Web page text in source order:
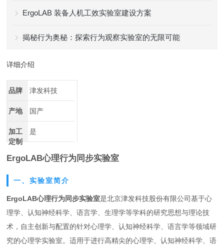
ErgoLAB 装备人机工效实验室建设方案
揭秘行为奥秘：探索行为观察实验室的无限可能
详细介绍
品牌 津发科技
产地 国产
加工
定制
是
ErgoLAB心理行为同步实验室
一、实验室简介
ErgoLAB心理行为同步实验室是北京津发科技股份有限公司基于心
理学、认知神经科学、语言学、生理学等学科的研究思想与理论技
术，自主创新与配置的针对心理学、认知神经科学、语言学等领域研
究的心理学实验室。适用于进行高精尖的心理学、认知神经科学、语